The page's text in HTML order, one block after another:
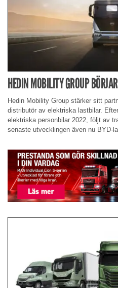
HEDIN MOBILITY GROUP
Hedin Mobility Group stärker sitt
distributör av elektriska lastbilar.
elektriska personbilar 2022, följt av
senaste utvecklingen även nu BYD-